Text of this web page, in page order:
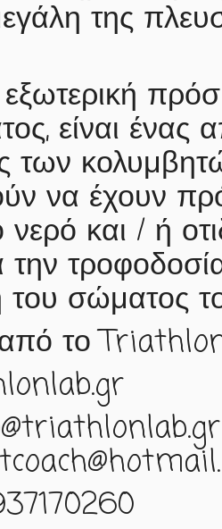
της
είναι
των
να έχουν
νερό και / ή
την
σώματος
από το